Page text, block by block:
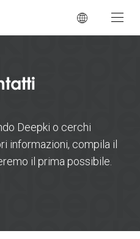
Deepki o cerchi
informazioni, compila il
il prima possibile.